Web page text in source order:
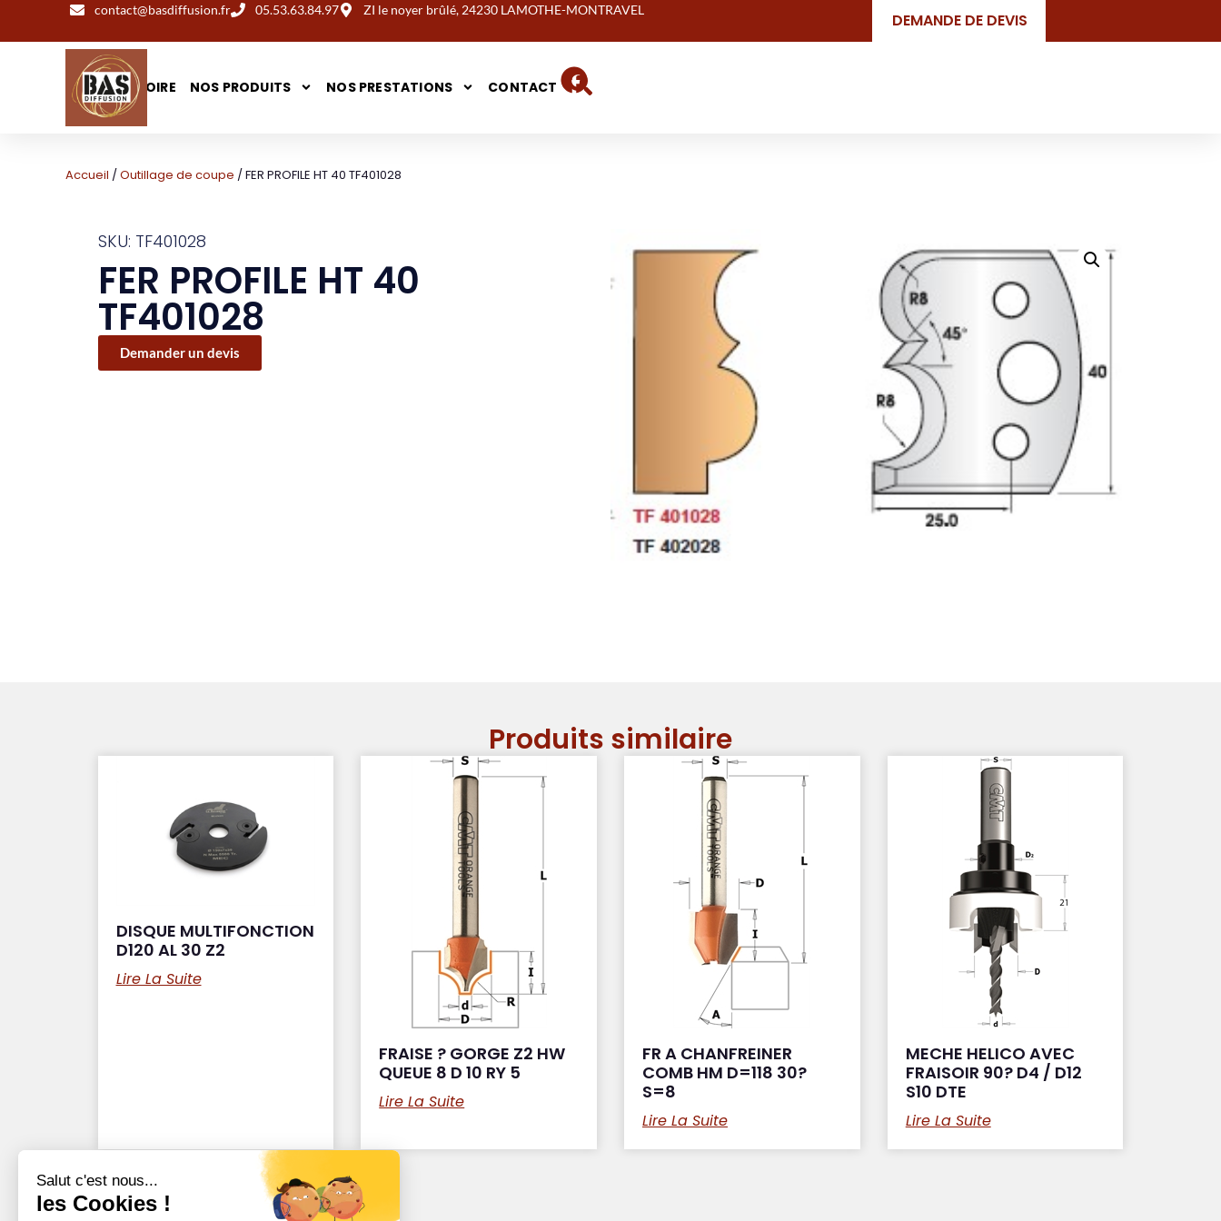
contact@basdiffusion.fr 05.53.63.84.97 ZI le noyer brûlé, 24230 LAMOTHE-MONTRAVEL
DEMANDE DE DEVIS
NOTRE HISTOIRE NOS PRODUITS NOS PRESTATIONS CONTACT
Accueil / Outillage de coupe / FER PROFILE HT 40 TF401028
SKU: TF401028
FER PROFILE HT 40
TF401028
Demander un devis
Produits similaire
DISQUE MULTIFONCTION
D120 AL 30 Z2
Lire La Suite
FRAISE ? GORGE Z2 HW
QUEUE 8 D 10 RY 5
Lire La Suite
FR A CHANFREINER
COMB HM D=118 30?
S=8
Lire La Suite
MECHE HELICO AVEC
FRAISOIR 90? D4 / D12
S10 DTE
Lire La Suite